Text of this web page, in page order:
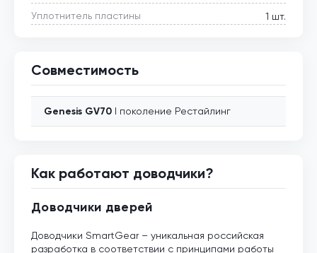
Уплотнитель пластины
1 шт.
Совместимость
Genesis GV70 I поколение Рестайлинг
Как работают доводчики?
Доводчики дверей
Доводчики SmartGear – уникальная российская
разработка в соответствии с принципами работы